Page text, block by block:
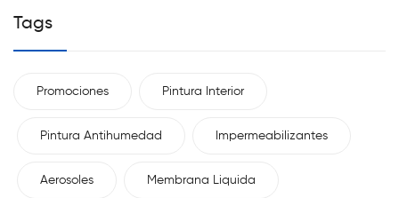
Tags
Promociones Pintura Interior
Pintura Antihumedad Impermeabilizantes
Aerosoles Membrana Liquida